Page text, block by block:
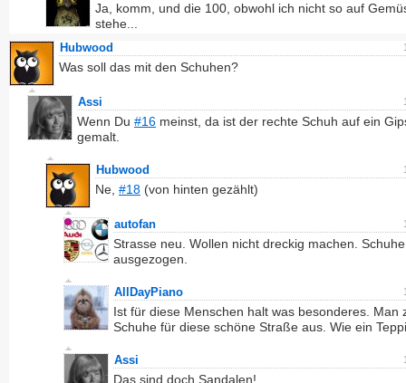
Ja, komm, und die 100, obwohl ich nicht so auf
stehe...
Hubwood
Was soll das mit den Schuhen?
Assi
Wenn Du #16 meinst, da ist der rechte Schuh auf ein
gemalt.
Hubwood
Ne, #18 (von hinten gezählt)
autofan
Strasse neu. Wollen nicht dreckig machen. Schuhe
ausgezogen.
AllDayPiano
Ist für diese Menschen halt was besonderes. Man
Schuhe für diese schöne Straße aus. Wie ein
Assi
Das sind doch Sandalen!